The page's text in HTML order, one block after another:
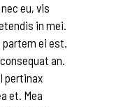
eu, vis
in mei.
partem ei est.
an.
pertinax
et. Mea